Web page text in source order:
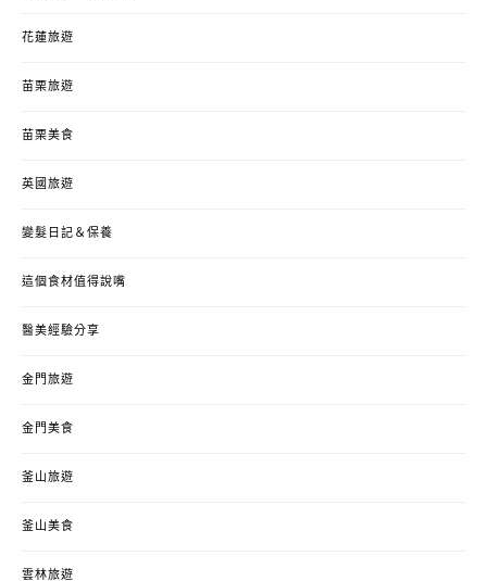
花蓮旅遊
苗栗旅遊
苗栗美食
英國旅遊
變髮日記＆保養
這個食材值得說嘴
醫美經驗分享
金門旅遊
金門美食
釜山旅遊
釜山美食
雲林旅遊